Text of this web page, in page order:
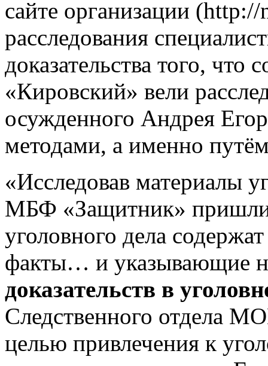
сайте организации
расследования
доказательства того,
«Кировский» вели
осужденного Андрея
методами, а именно
«Исследовав материалы
МБФ «Защитник» пришли
уголовного дела
факты… и указывающие
доказательств в
Следственного отдела
целью привлечения к